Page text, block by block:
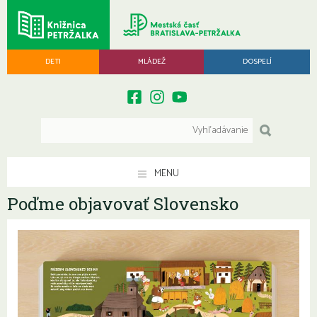
DETI MLÁDEŽ DOSPELÍ
MENU
Poďme objavovať Slovensko